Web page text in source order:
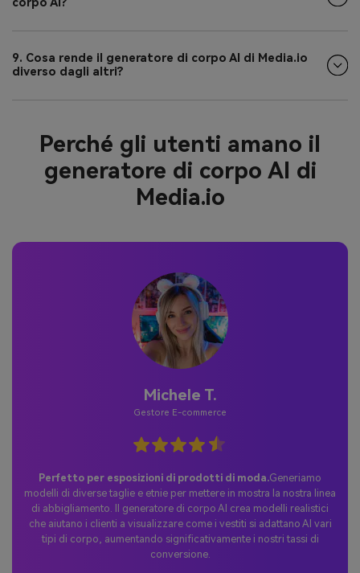
corpo AI?
9. Cosa rende il generatore di corpo AI di Media.io
diverso dagli altri?
Perché gli utenti amano il
generatore di corpo AI di
Media.io
Michele T.
Gestore E-commerce
Perfetto per esposizioni di prodotti di moda.Generiamo
modelli di diverse taglie e etnie per mettere in mostra la nostra linea
di abbigliamento. Il generatore di corpo AI crea modelli realistici
che aiutano i clienti a visualizzare come i vestiti si adattano AI vari
tipi di corpo, aumentando significativamente i nostri tassi di
conversione.